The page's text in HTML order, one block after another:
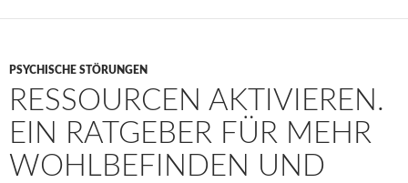
PSYCHISCHE STÖRUNGEN
RESSOURCEN AKTIVIEREN.
EIN RATGEBER FÜR MEHR
WOHLBEFINDEN UND